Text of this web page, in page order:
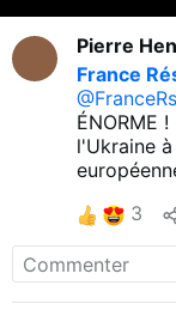
Pierre
France
ÉNORME
l'Ukraine
3